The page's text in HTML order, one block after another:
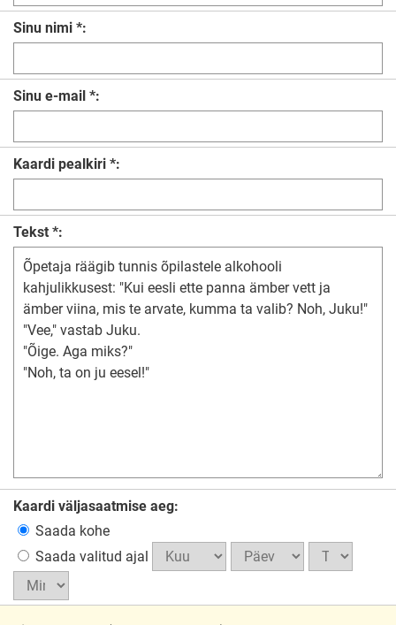
Sinu nimi *:
Sinu e-mail *:
Kaardi pealkiri *:
Tekst *:
Kaardi väljasaatmise aeg:
Saada kohe
Saada valitud ajal